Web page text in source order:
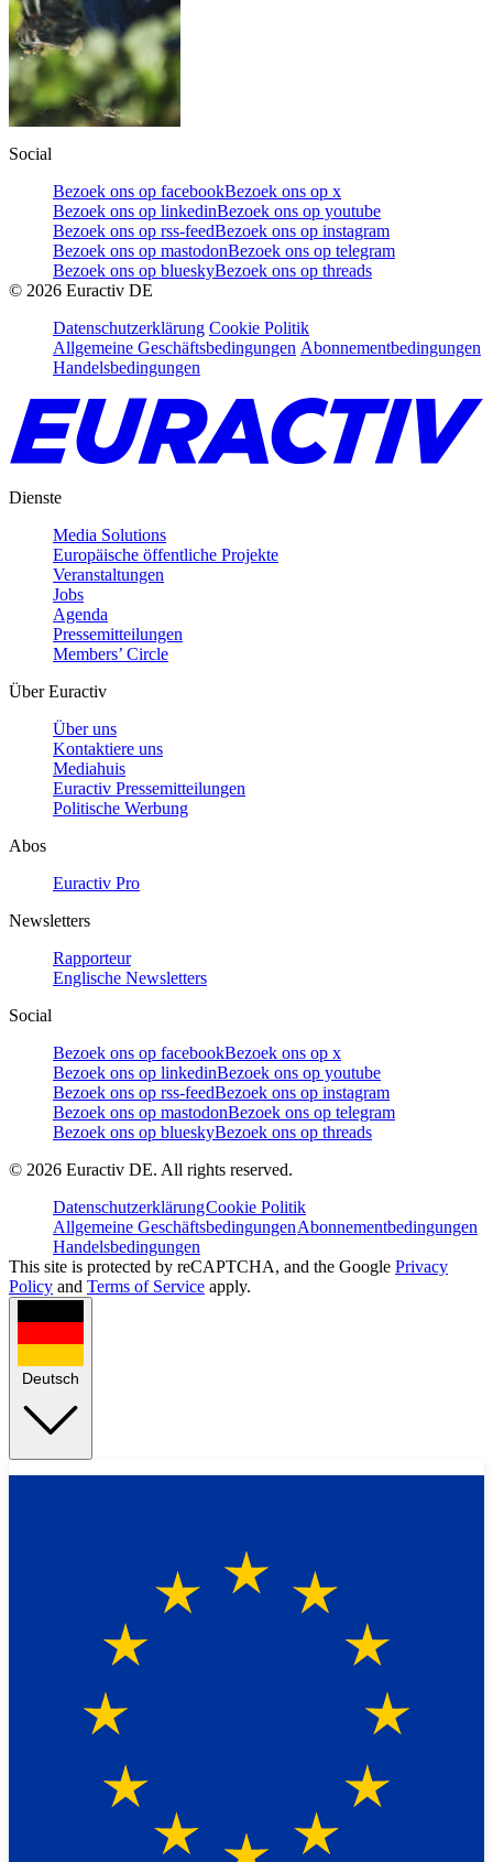
Social
Bezoek ons op facebookBezoek ons op x
Bezoek ons op linkedinBezoek ons op youtube
Bezoek ons op rss-feedBezoek ons op instagram
Bezoek ons op mastodonBezoek ons op telegram
Bezoek ons op blueskyBezoek ons op threads
© 2026 Euractiv DE
Datenschutzerklärung Cookie Politik
Allgemeine Geschäftsbedingungen Abonnementbedingungen
Handelsbedingungen
Dienste
Media Solutions
Europäische öffentliche Projekte
Veranstaltungen
Jobs
Agenda
Pressemitteilungen
Members’ Circle
Über Euractiv
Über uns
Kontaktiere uns
Mediahuis
Euractiv Pressemitteilungen
Politische Werbung
Abos
Euractiv Pro
Newsletters
Rapporteur
Englische Newsletters
Social
Bezoek ons op facebookBezoek ons op x
Bezoek ons op linkedinBezoek ons op youtube
Bezoek ons op rss-feedBezoek ons op instagram
Bezoek ons op mastodonBezoek ons op telegram
Bezoek ons op blueskyBezoek ons op threads
© 2026 Euractiv DE. All rights reserved.
DatenschutzerklärungCookie Politik
Allgemeine GeschäftsbedingungenAbonnementbedingungen
Handelsbedingungen
This site is protected by reCAPTCHA, and the Google Privacy
Policy and Terms of Service apply.
Deutsch